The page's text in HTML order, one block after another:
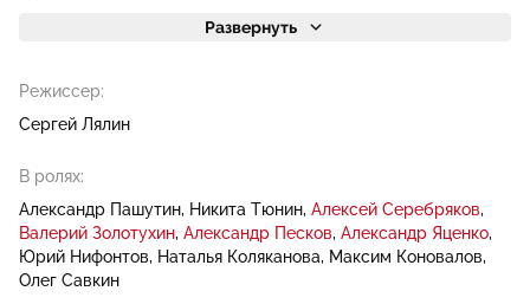
Развернуть
Режиссер:
Сергей Лялин
В ролях:
Александр Пашутин Никита Тюнин Алексей Серебряков
Валерий Золотухин Александр Песков Александр Яценко
Юрий Нифонтов
Наталья Коляканова Максим Коновалов
Олег Савкин